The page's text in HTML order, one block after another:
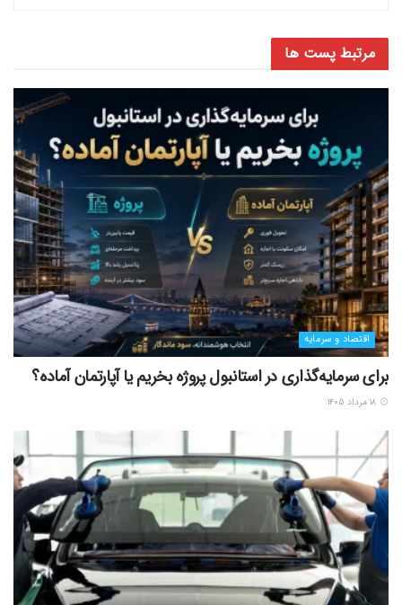
مرتبط پست ها
اقتصاد و سرمایه
برای سرمایه‌گذاری در استانبول پروژه بخریم یا آپارتمان آماده؟